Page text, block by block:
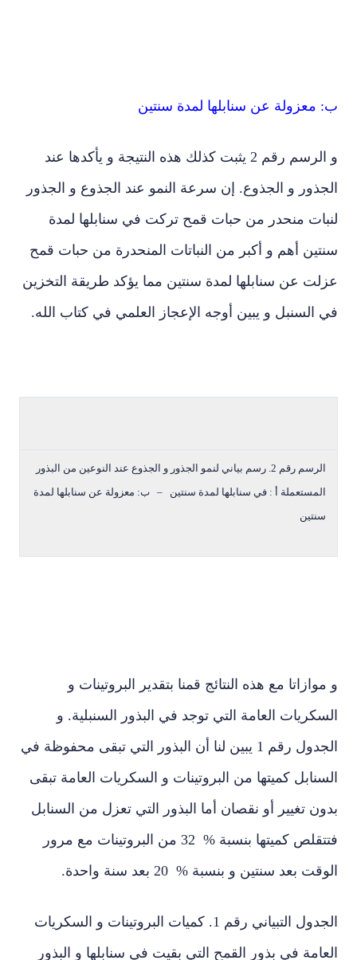
عن سنابلها لمدة سنتين
و الرسم رقم 2 يثبت كذلك هذه النتيجة و يأكدها عند
و الجذوع. إن سرعة النمو عند الجذوع و الجذور
منحدر من حبات قمح تركت في سنابلها لمدة
أهم و أكبر من النباتات المنحدرة من حبات قمح
عن سنابلها لمدة سنتين مما يؤكد طريقة التخزين
السنبل و يبين أوجه الإعجاز العلمي في كتاب الله.
الرسم رقم 2. رسم بياني لنمو الجذور و الجذوع عند النوعين من البذور
المستعملة أ : في سنابلها لمدة سنتين – ب: معزولة عن سنابلها لمدة
مع هذه النتائج قمنا بتقدير البروتينات و
العامة التي توجد في البذور السنبلية. و
الجدول رقم 1 يبين لنا أن البذور التي تبقى محفوظة في
كميتها من البروتينات و السكريات العامة تبقى
تغيير أو نقصان أما البذور التي تعزل من السنابل
فتتقلص كميتها بنسبة % 32 من البروتينات مع مرور
بعد سنتين و بنسبة % 20 بعد سنة واحدة.
الجدول التبياني رقم 1. كميات البروتينات و السكريات
في بذور القمح التي بقيت في سنابلها و البذور